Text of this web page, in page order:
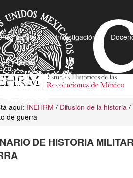
somos? Investigación
y Becas
aquí: INEHRM / Difusión de la historia /
de guerra
DE HISTORIA